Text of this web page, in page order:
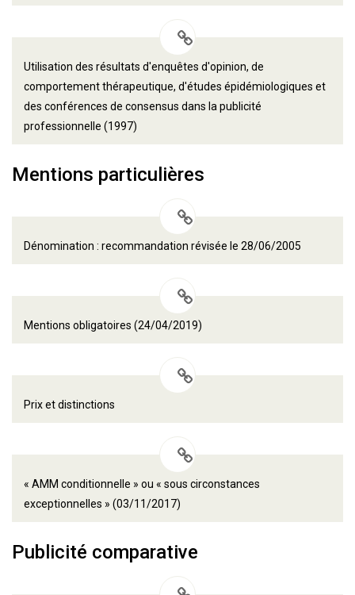
Utilisation des résultats d'enquêtes d'opinion, de
comportement thérapeutique, d'études épidémiologiques et
des conférences de consensus dans la publicité
professionnelle (1997)
Mentions particulières
Dénomination : recommandation révisée le 28/06/2005
Mentions obligatoires (24/04/2019)
Prix et distinctions
« AMM conditionnelle » ou « sous circonstances
exceptionnelles » (03/11/2017)
Publicité comparative